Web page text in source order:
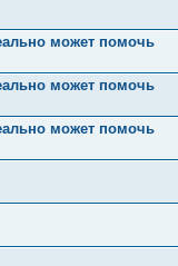
может помочь
может помочь
может помочь